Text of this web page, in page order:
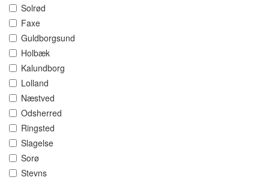
Solrød
Faxe
Guldborgsund
Holbæk
Kalundborg
Lolland
Næstved
Odsherred
Ringsted
Slagelse
Sorø
Stevns